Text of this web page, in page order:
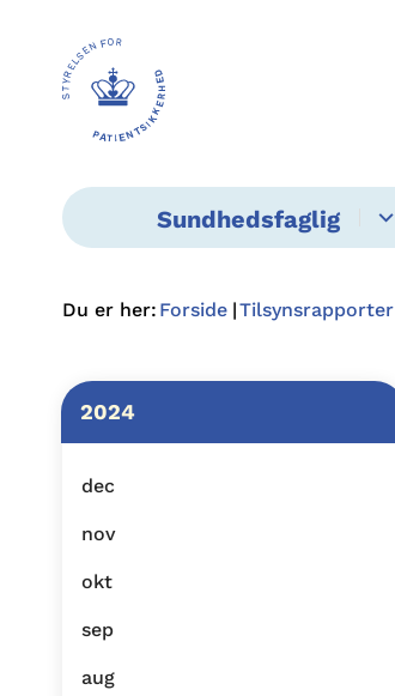
Sundhedsfaglig
Du er her: Forside Tilsynsrapporter
2024
dec
nov
okt
sep
aug